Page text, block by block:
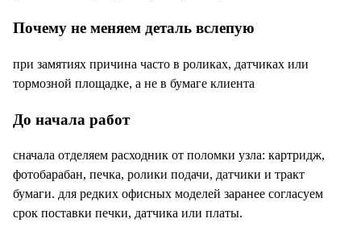
Почему не меняем деталь вслепую
при замятиях причина часто в роликах, датчиках или
тормозной площадке, а не в бумаге клиента
До начала работ
сначала отделяем расходник от поломки узла: картридж,
фотобарабан, печка, ролики подачи, датчики и тракт
бумаги. для редких офисных моделей заранее согласуем
срок поставки печки, датчика или платы.